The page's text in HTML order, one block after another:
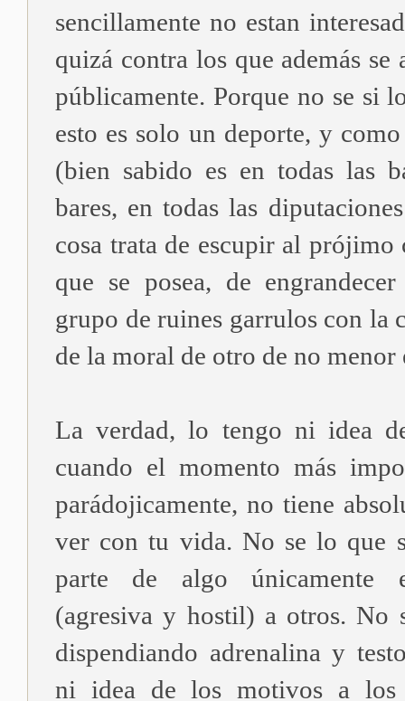
sencillamente no estan
quizá contra los que además
públicamente. Porque no se si
esto es solo un deporte, y
(bien sabido es en todas las
bares, en todas las
cosa trata de escupir al
que se posea, de
grupo de ruines garrulos con la
de la moral de otro de no menor
La verdad, lo tengo ni idea
cuando el momento más
parádojicamente, no tiene
ver con tu vida. No se lo que
parte de algo únicamente
(agresiva y hostil) a otros. No
dispendiando adrenalina y
ni idea de los motivos a los